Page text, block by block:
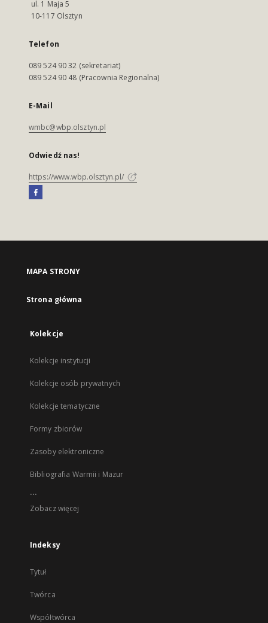
ul. 1 Maja 5
10-117 Olsztyn
Telefon
089 524 90 32 (sekretariat)
089 524 90 48 (Pracownia Regionalna)
E-Mail
wmbc@wbp.olsztyn.pl
Odwiedź nas!
https://www.wbp.olsztyn.pl/
MAPA STRONY
Strona główna
Kolekcje
Kolekcje instytucji
Kolekcje osób prywatnych
Kolekcje tematyczne
Formy zbiorów
Zasoby elektroniczne
Bibliografia Warmii i Mazur
...
Zobacz więcej
Indeksy
Tytuł
Twórca
Współtwórca